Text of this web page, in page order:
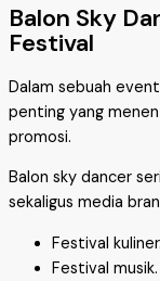
Balon Sky
Festival
Dalam sebuah
penting yang
promosi.
Balon sky dancer
sekaligus media
Festival kuliner.
Festival musik.